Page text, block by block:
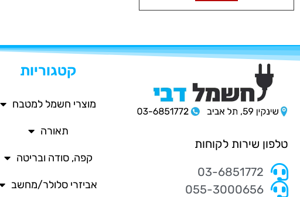
טלפון שירות לקוחות
03-6851772
055-3000656
קטגוריות
מוצרי חשמל למטבח
תאורה
קפה, סודה ובריטה
אביזרי סלולר/מחשב